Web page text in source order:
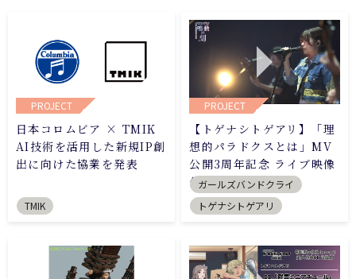
PROJECT
日本コロムビア × TMIK
AI技術を活用した新規IP創
出に向けた協業を発表
TMIK
PROJECT
【トゲナシトゲアリ】「理
想的パラドクスとは」MV
公開3周年記念 ライブ映像
公開
ガールズバンドクライ
トゲナシトゲアリ